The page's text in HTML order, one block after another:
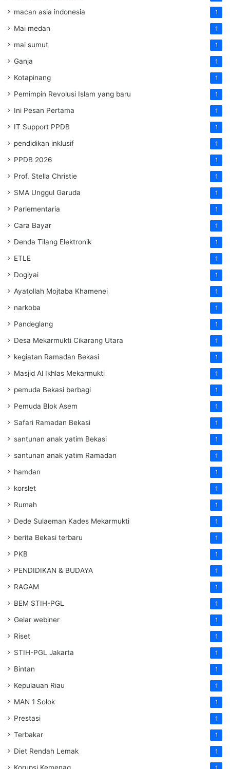
macan asia indonesia 1
Mai medan 1
mai sumut 1
Ganja 1
Kotapinang 1
Pemimpin Revolusi Islam yang baru 1
Ini Pesan Pertama 1
IT Support PPDB 1
pendidikan inklusif 1
PPDB 2026 1
Prof. Stella Christie 1
SMA Unggul Garuda 1
Parlementaria 1
Cara Bayar 1
Denda Tilang Elektronik 1
ETLE 1
Dogiyai 1
Ayatollah Mojtaba Khamenei 1
narkoba 1
Pandeglang 1
Desa Mekarmukti Cikarang Utara 1
kegiatan Ramadan Bekasi 1
Masjid Al Ikhlas Mekarmukti 1
pemuda Bekasi berbagi 1
Pemuda Blok Asem 1
Safari Ramadan Bekasi 1
santunan anak yatim Bekasi 1
santunan anak yatim Ramadan 1
hamdan 1
korslet 1
Rumah 1
Dede Sulaeman Kades Mekarmukti 1
berita Bekasi terbaru 1
PKB 1
PENDIDIKAN & BUDAYA 1
RAGAM 1
BEM STIH-PGL 1
Gelar webiner 1
Riset 1
STIH-PGL Jakarta 1
Bintan 1
Kepulauan Riau 1
MAN 1 Solok 1
Prestasi 1
Terbakar 1
Diet Rendah Lemak 1
Korupsi Kemenag